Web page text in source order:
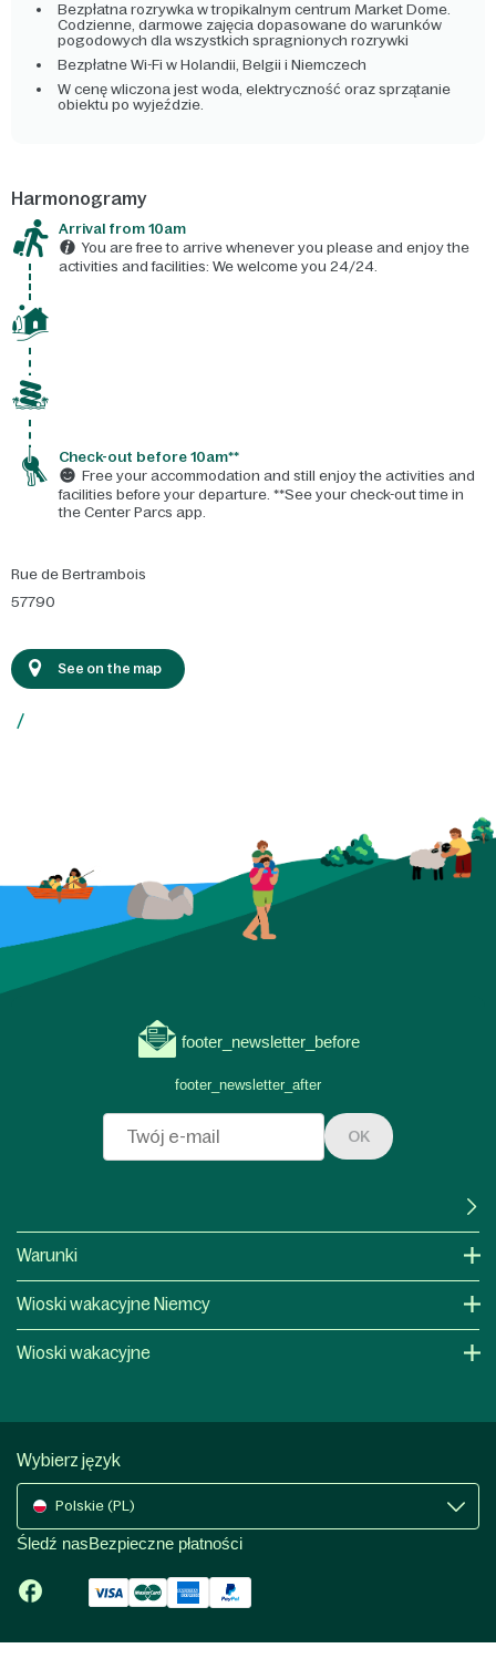
Bezpłatna rozrywka w tropikalnym centrum Market Dome.
Codzienne, darmowe zajęcia dopasowane do warunków
pogodowych dla wszystkich spragnionych rozrywki
Bezpłatne Wi-Fi w Holandii, Belgii i Niemczech
W cenę wliczona jest woda, elektryczność oraz sprzątanie
obiektu po wyjeździe.
Harmonogramy
Arrival from 10am
You are free to arrive whenever you please and enjoy the
activities and facilities: We welcome you 24/24.
Check-out before 10am**
Free your accommodation and still enjoy the activities and
facilities before your departure. **See your check-out time in
the Center Parcs app.
Rue de Bertrambois
57790
See on the map
footer_newsletter_before
footer_newsletter_after
OK
Warunki
Wioski wakacyjne Niemcy
Wioski wakacyjne
Wybierz język
Polskie (PL)
Śledź nasBezpieczne płatności